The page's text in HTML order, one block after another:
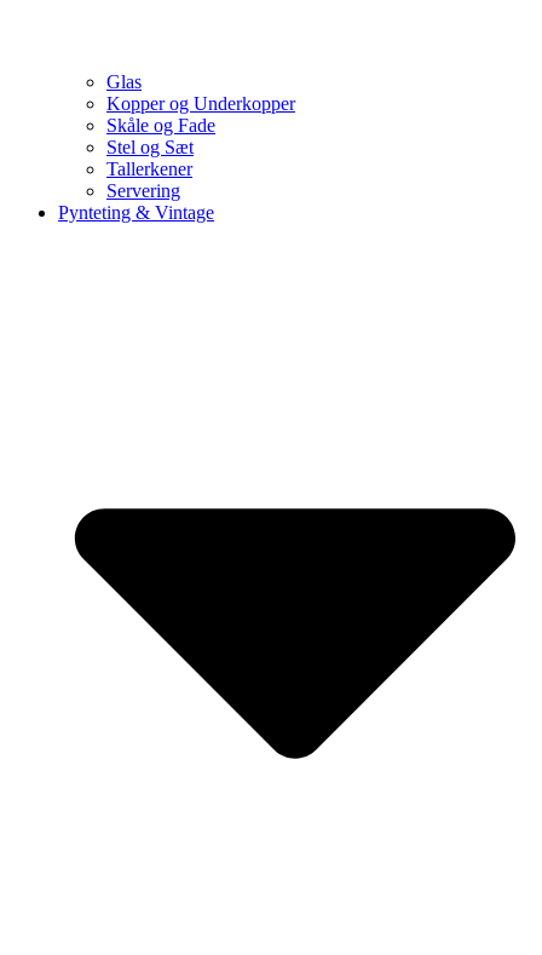
Glas
Kopper og Underkopper
Skåle og Fade
Stel og Sæt
Tallerkener
Servering
Pynteting & Vintage